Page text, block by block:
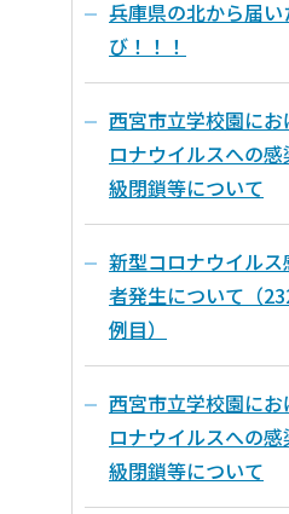
兵庫県の北から届
び！！！
西宮市立学校園にお
ロナウイルスへの
級閉鎖等について
新型コロナウイル
者発生について（
例目）
西宮市立学校園にお
ロナウイルスへの
級閉鎖等について